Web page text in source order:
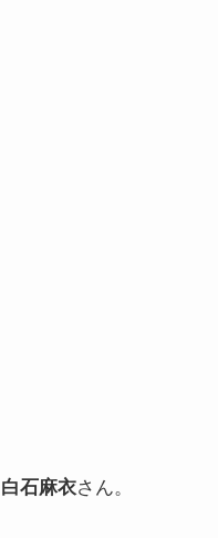
白石麻衣さん。